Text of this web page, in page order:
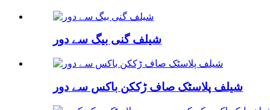
شیلف گنی بیگ سے دور
شیلف پلاسٹک صاف ڑککن باکس سے دور